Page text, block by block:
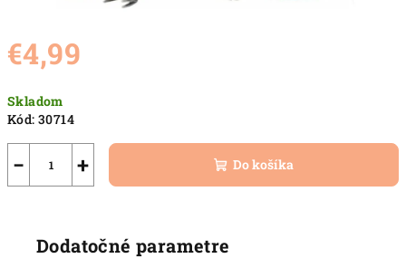
€4,99
cena:
Skladom
Kód: 30714
+
− Do košíka
Dodatočné parametre